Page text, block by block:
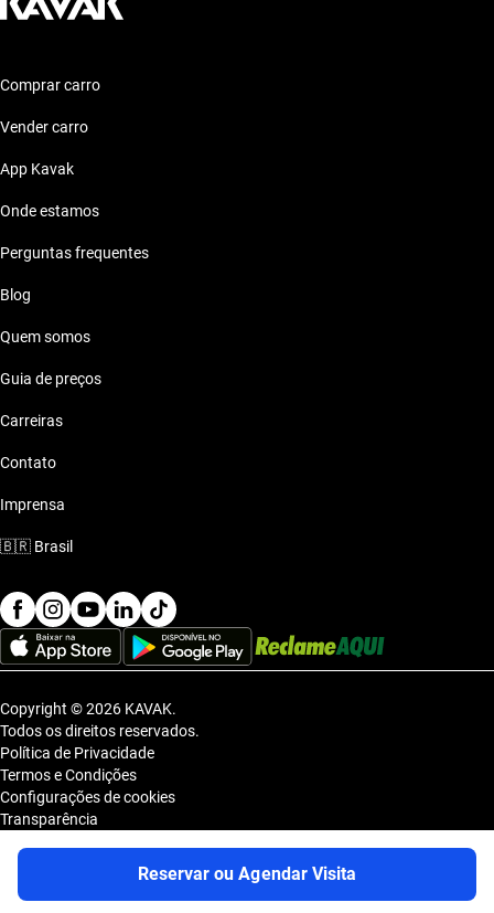
Reservar ou Agendar Visita
Comprar carro
Vender carro
App Kavak
Onde estamos
Perguntas frequentes
Blog
Quem somos
Guia de preços
Carreiras
Contato
Imprensa
🇧🇷 Brasil
Copyright © 2026 KAVAK.
Todos os direitos reservados.
Política de Privacidade
Termos e Condições
Configurações de cookies
Transparência
KAVAK TECNOLOGIA E COMERCIO DE VEICULOS LTDA., inscrita no
CNPJ sob o nº 36.740.390/0001-83, com sede na Estrada dos Alpes, nº